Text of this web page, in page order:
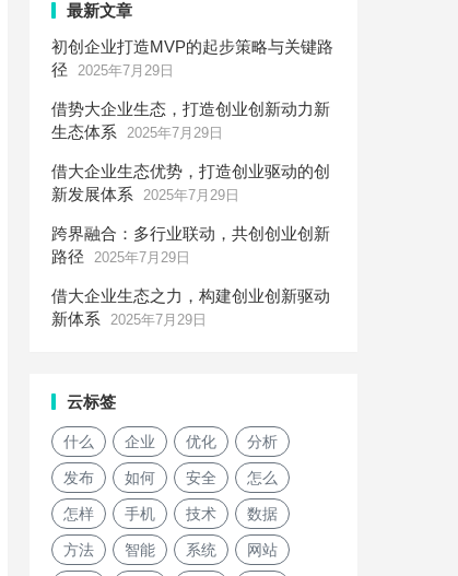
最新文章
初创企业打造MVP的起步策略与关键路
径
2025年7月29日
借势大企业生态，打造创业创新动力新
生态体系
2025年7月29日
借大企业生态优势，打造创业驱动的创
新发展体系
2025年7月29日
跨界融合：多行业联动，共创创业创新
路径
2025年7月29日
借大企业生态之力，构建创业创新驱动
新体系
2025年7月29日
云标签
什么 企业 优化 分析
发布 如何 安全 怎么
怎样 手机 技术 数据
方法 智能 系统 网站